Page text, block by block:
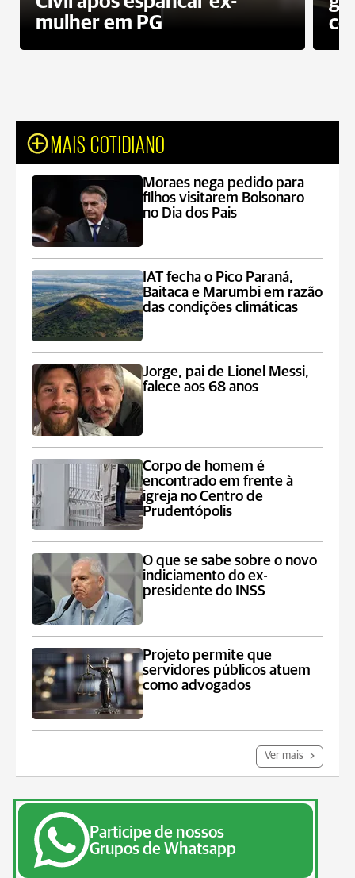
mulher em PG
MAIS COTIDIANO
Moraes nega pedido para
filhos visitarem Bolsonaro
no Dia dos Pais
IAT fecha o Pico Paraná,
Baitaca e Marumbi em razão
das condições climáticas
Jorge, pai de Lionel Messi,
falece aos 68 anos
Corpo de homem é
encontrado em frente à
igreja no Centro de
Prudentópolis
O que se sabe sobre o novo
indiciamento do ex-
presidente do INSS
Projeto permite que
servidores públicos atuem
como advogados
Ver mais
Participe de nossos
Grupos de Whatsapp